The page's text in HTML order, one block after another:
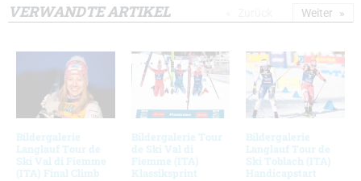
VERWANDTE ARTIKEL
Bildergalerie
Langlauf Tour de
Ski Val di Fiemme
(ITA) Final Climb
Bildergalerie Tour
de Ski Val di
Fiemme (ITA)
Klassiksprint
Bildergalerie
Langlauf Tour de
Ski Toblach (ITA)
Handicapstart
Weiter